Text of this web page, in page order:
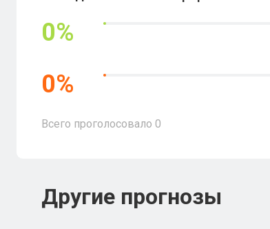
0%
0%
Всего проголосовало 0
Другие прогнозы